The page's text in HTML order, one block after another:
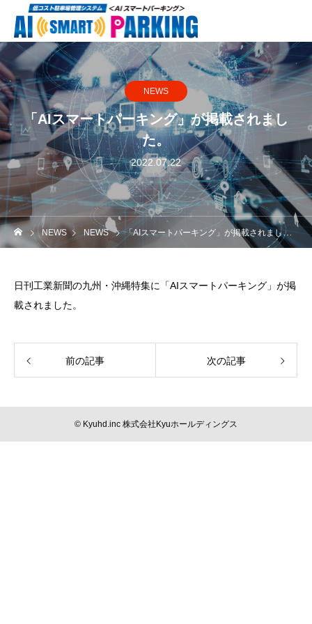
NEWS
「AIスマートパーキング」が掲載されまし
た。
2022.07.22
NEWS NEWS 「AIスマートパーキング」が掲載されました。
日刊工業新聞の九州・沖縄特集に「AIスマートパーキング」が掲
載されました。
前の記事 次の記事
© Kyuhd.inc 株式会社Kyuホールディングス